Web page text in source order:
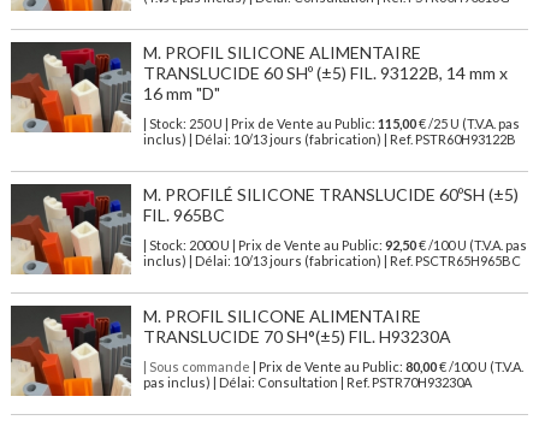
M. PROFIL SILICONE ALIMENTAIRE
TRANSLUCIDE 60 SHº (±5) FIL. 93122B, 14 mm x
16 mm "D"
| Stock: 250 U | Prix de Vente au Public: 115,00€/25 U (T.V.A. pas
inclus)
| Délai: 10/13 jours (fabrication) | Ref. PSTR60H93122B
M. PROFILÉ SILICONE TRANSLUCIDE 60ºSH (±5)
FIL. 965BC
| Stock: 2000 U | Prix de Vente au Public: 92,50€/100 U (T.V.A. pas
inclus)
| Délai: 10/13 jours (fabrication) | Ref. PSCTR65H965BC
M. PROFIL SILICONE ALIMENTAIRE
TRANSLUCIDE 70 SH°(±5) FIL. H93230A
| Sous commande | Prix de Vente au Public: 80,00€ /100 U (T.V.A.
pas inclus) | Délai: Consultation | Ref. PSTR70H93230A